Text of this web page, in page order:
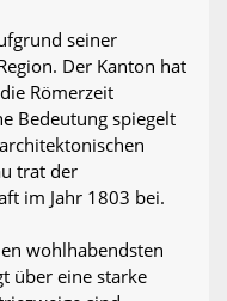
seiner
Der Kanton hat
Römerzeit
Bedeutung spiegelt
trat der
im Jahr 1803 bei.
wohlhabendsten
über eine starke